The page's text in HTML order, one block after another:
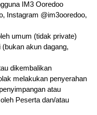
IM3 Ooredoo
Instagram @im3ooredoo,
umum (tidak private)
akun dagang,
dikembalikan
melakukan penyerahan
atau
Peserta dan/atau